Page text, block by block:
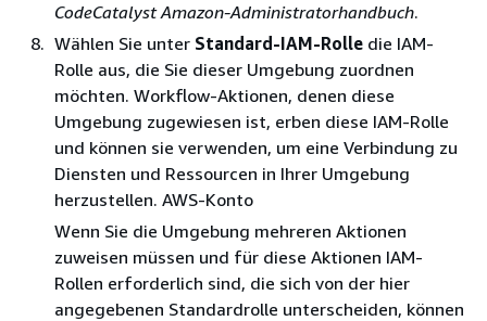
CodeCatalyst Amazon-Administratorhandbuch.
Wählen Sie unter Standard-IAM-Rolle die IAM-
Rolle aus, die Sie dieser Umgebung zuordnen
möchten. Workflow-Aktionen, denen diese
Umgebung zugewiesen ist, erben diese IAM-Rolle
und können sie verwenden, um eine Verbindung zu
Diensten und Ressourcen in Ihrer Umgebung
herzustellen. AWS-Konto
Wenn Sie die Umgebung mehreren Aktionen
zuweisen müssen und für diese Aktionen IAM-
Rollen erforderlich sind, die sich von der hier
angegebenen Standardrolle unterscheiden, können